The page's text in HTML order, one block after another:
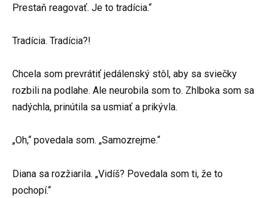
Prestaň reagovať. Je to tradícia.“
Tradícia. Tradícia?!
Chcela som prevrátiť jedálenský stôl, aby sa sviečky
rozbili na podlahe. Ale neurobila som to. Zhlboka som sa
nadýchla, prinútila sa usmiať a prikývla.
„Oh,“ povedala som. „Samozrejme.“
Diana sa rozžiarila. „Vidíš? Povedala som ti, že to
pochopí.“